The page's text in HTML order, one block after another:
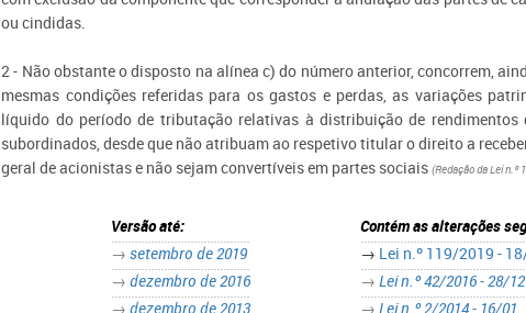
ou cindidas.
2 - Não obstante o disposto na alínea c) do número anterior, concorrem,
mesmas condições referidas para os gastos e perdas, as variações
líquido do período de tributação relativas à distribuição de
subordinados, desde que não atribuam ao respetivo titular o direito a
geral de acionistas e não sejam convertíveis em partes sociais(Redação da Lei n.º
Versão até:
→setembro de 2019
→dezembro de 2016
→dezembro de 2013
Contém as alterações
​→ Lei n.º 119/2019 -
→Lei n.º 42/2016 - 28/12
→ Lei n.º 2/2014 - 16/01